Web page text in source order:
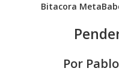
Bitacora
Por